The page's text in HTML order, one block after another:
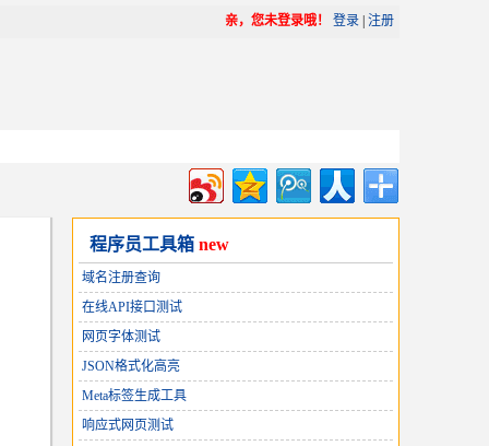
亲，您未登录哦！ 登录 注册
程序员工具箱 new
域名注册查询
在线API接口测试
网页字体测试
JSON格式化高亮
Meta标签生成工具
响应式网页测试